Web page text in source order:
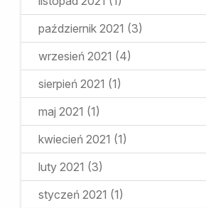
październik 2021 (3)
wrzesień 2021 (4)
sierpień 2021 (1)
maj 2021 (1)
kwiecień 2021 (1)
luty 2021 (3)
styczeń 2021 (1)